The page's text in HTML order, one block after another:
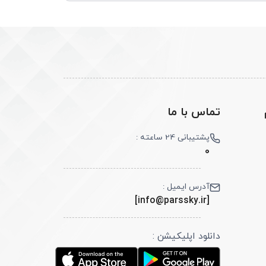
تماس با ما
پشتیبانی 24 ساعته :
0
آدرس ایمیل :
[info@parssky.ir]
دانلود اپلیکیشن :